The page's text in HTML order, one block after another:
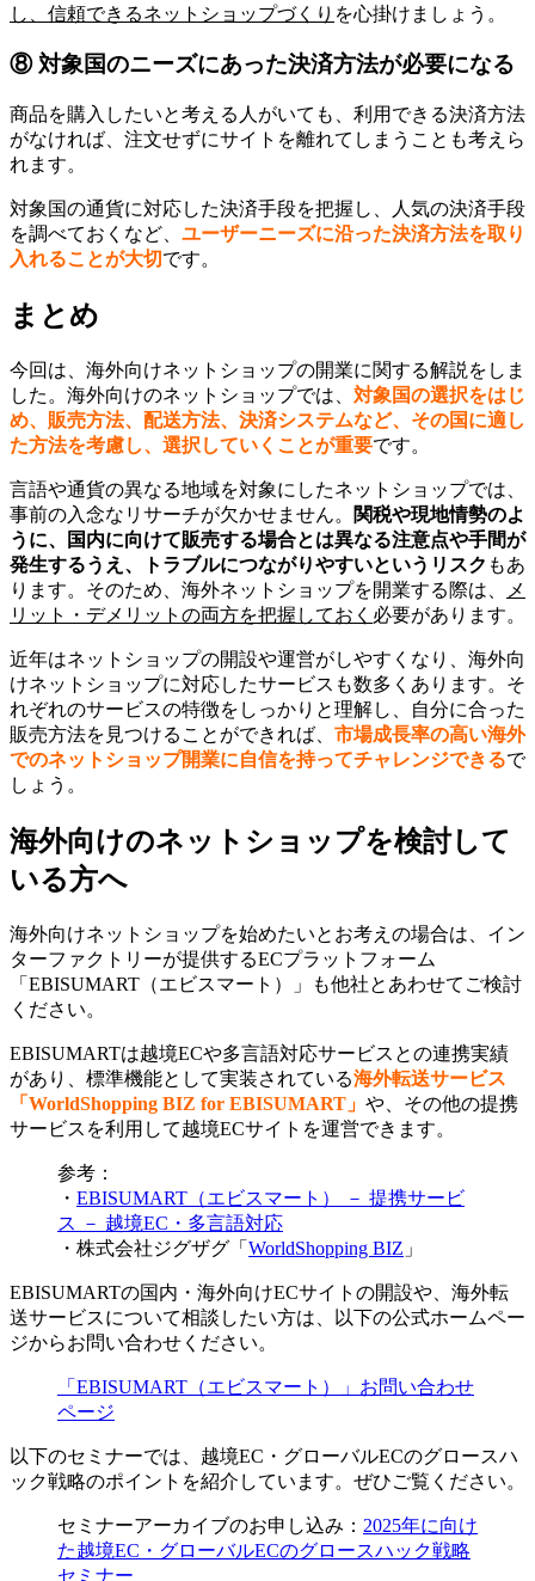
し、信頼できるネットショップづくり を心掛けましょう。
⑧ 対象国のニーズにあった決済方法が必要になる
商品を購入したいと考える人がいても、利用できる決済方法
がなければ、注文せずにサイトを離れてしまうことも考えら
れます。
対象国の通貨に対応した決済手段を把握し、人気の決済手段
を調べておくなど、 ユーザーニーズに沿った決済方法を取り
入れることが大切です。
まとめ
今回は、海外向けネットショップの開業に関する解説をしま
した。海外向けのネットショップでは、 対象国の選択をはじ
め、販売方法、配送方法、決済システムなど、その国に適し
た方法を考慮し、選択していくことが重要です。
言語や通貨の異なる地域を対象にしたネットショップでは、
事前の入念なリサーチが欠かせません。
関税や現地情勢のよ
うに、
国内に向けて販売する場合とは異なる注意点や手間が
発生するうえ、トラブルにつながりやすいというリスク もあ
ります。そのため、海外ネットショップを開業する際は、
メ
リット・デメリットの両方を把握しておく 必要があります。
近年はネットショップの開設や運営がしやすくなり、海外向
けネットショップに対応したサービスも数多くあります。そ
れぞれのサービスの特徴をしっかりと理解し、自分に合った
販売方法を見つけることができれば、 市場成長率の高い海外
でのネットショップ開業に自信を持ってチャレンジできるで
しょう。
海外向けのネットショップを検討して
いる方へ
海外向けネットショップを始めたいとお考えの場合は、イン
ターファクトリーが提供するECプラットフォーム
「EBISUMART（エビスマート）」も他社とあわせてご検討
ください。
EBISUMARTは越境ECや多言語対応サービスとの連携実績
があり、標準機能として実装されている海外転送サービス
「WorldShopping BIZ for EBISUMART」 や、その他の提携
サービスを利用して越境ECサイトを運営できます。
参考：
・ EBISUMART（エビスマート） － 提携サービ
ス － 越境EC・多言語対応
・株式会社ジグザグ「 WorldShopping BIZ 」
EBISUMARTの国内・海外向けECサイトの開設や、海外転
送サービスについて相談したい方は、以下の公式ホームペー
ジからお問い合わせください。
「EBISUMART（エビスマート）」お問い合わせ
ページ
以下のセミナーでは、越境EC・グローバルECのグロースハ
ック戦略のポイントを紹介しています。ぜひご覧ください。
セミナーアーカイブのお申し込み： 2025年に向け
た越境EC・グローバルECのグロースハック戦略
セミナー